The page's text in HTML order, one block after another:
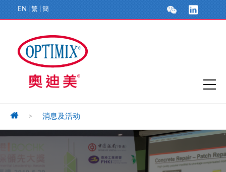
EN 繁 簡
> 消息及活动